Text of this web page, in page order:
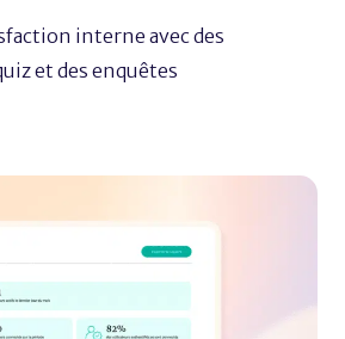
interne avec des
et des enquêtes